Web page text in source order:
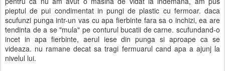
pieptul de pui condimentat in pungi de plastic cu fermoar. daca
scufunzi punga intr-un vas cu apa fierbinte fara sa o inchizi, ea are
tendinta de a se "mula" pe conturul bucatii de carne. scufundand-o
incet in apa fierbinte, aerul iese din punga si aproape ca se
videaza. nu ramane decat sa tragi fermuarul cand apa a ajunj la
nivelul lui.